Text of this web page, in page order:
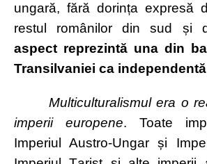
ungară, fără dorința expresă
restul românilor din sud și
aspect reprezintă una din
Transilvaniei ca independentă
Multiculturalismul era o
imperii europene. Toate
Imperiul Austro-Ungar și